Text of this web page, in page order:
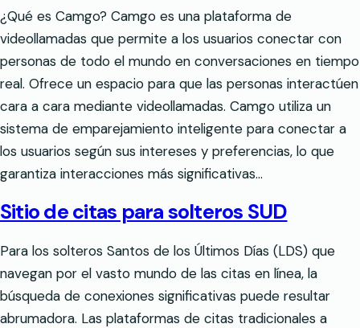
¿Qué es Camgo? Camgo es una plataforma de
videollamadas que permite a los usuarios conectar con
personas de todo el mundo en conversaciones en tiempo
real. Ofrece un espacio para que las personas interactúen
cara a cara mediante videollamadas. Camgo utiliza un
sistema de emparejamiento inteligente para conectar a
los usuarios según sus intereses y preferencias, lo que
garantiza interacciones más significativas…
Sitio de citas para solteros SUD
Para los solteros Santos de los Últimos Días (LDS) que
navegan por el vasto mundo de las citas en línea, la
búsqueda de conexiones significativas puede resultar
abrumadora. Las plataformas de citas tradicionales a